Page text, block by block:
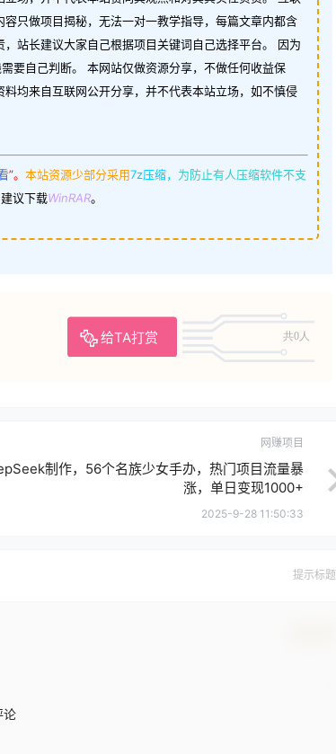
只做项目揭秘，无法一对一教学指导，每篇文章内都含
站长建议大家自己根据项目关键词自己选择平台。 因为
要自己判断。 本网站仅做资源分享，不做任何收益保
均来自互联网公开分享，并不代表本站立场，如不慎侵
”。 本站资源少部分采用7z压缩， 为防止有人压缩软件不支
议下载WinRAR。
给TA打赏 共0人
网赚项目
制作，56个名族少女手办，热门项目流量暴
涨，单日变现1000+
2025-9-28 11:50:33
提示标题
论